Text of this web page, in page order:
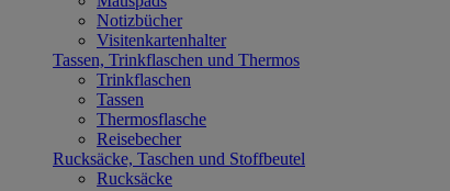
Notizbücher
Visitenkartenhalter
Tassen, Trinkflaschen und Thermos
Trinkflaschen
Tassen
Thermosflasche
Reisebecher
Rucksäcke, Taschen und Stoffbeutel
Rucksäcke